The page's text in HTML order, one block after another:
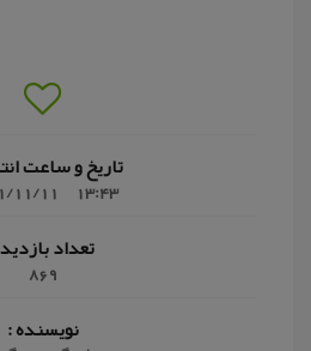
تاریخ و ساعت
13:43
11/11
تعداد
869
نویسنده :